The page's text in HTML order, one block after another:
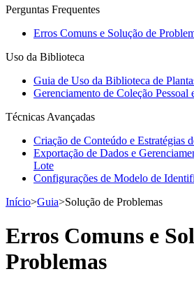
Perguntas Frequentes
Erros Comuns e Solução de
Uso da Biblioteca
Guia de Uso da Biblioteca de
Gerenciamento de Coleção Pessoal
Técnicas Avançadas
Criação de Conteúdo e Estratégias
Exportação de Dados e
Lote
Configurações de Modelo de
Início>Guia>Solução de Problemas
Erros Comuns e
Problemas